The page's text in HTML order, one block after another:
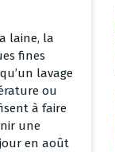
laine, la
fines
lavage
ou
à faire
une
jour en août